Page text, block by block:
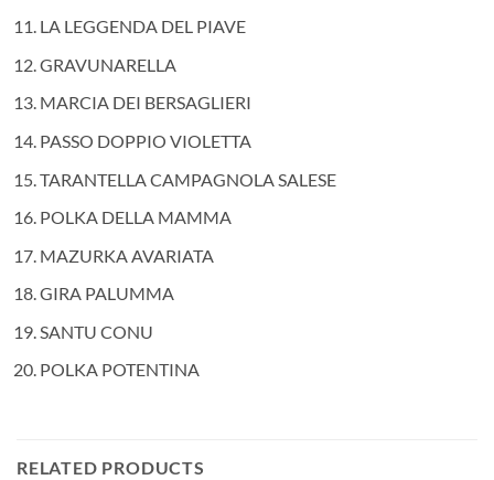
LA LEGGENDA DEL PIAVE
GRAVUNARELLA
MARCIA DEI BERSAGLIERI
PASSO DOPPIO VIOLETTA
TARANTELLA CAMPAGNOLA SALESE
POLKA DELLA MAMMA
MAZURKA AVARIATA
GIRA PALUMMA
SANTU CONU
POLKA POTENTINA
RELATED PRODUCTS